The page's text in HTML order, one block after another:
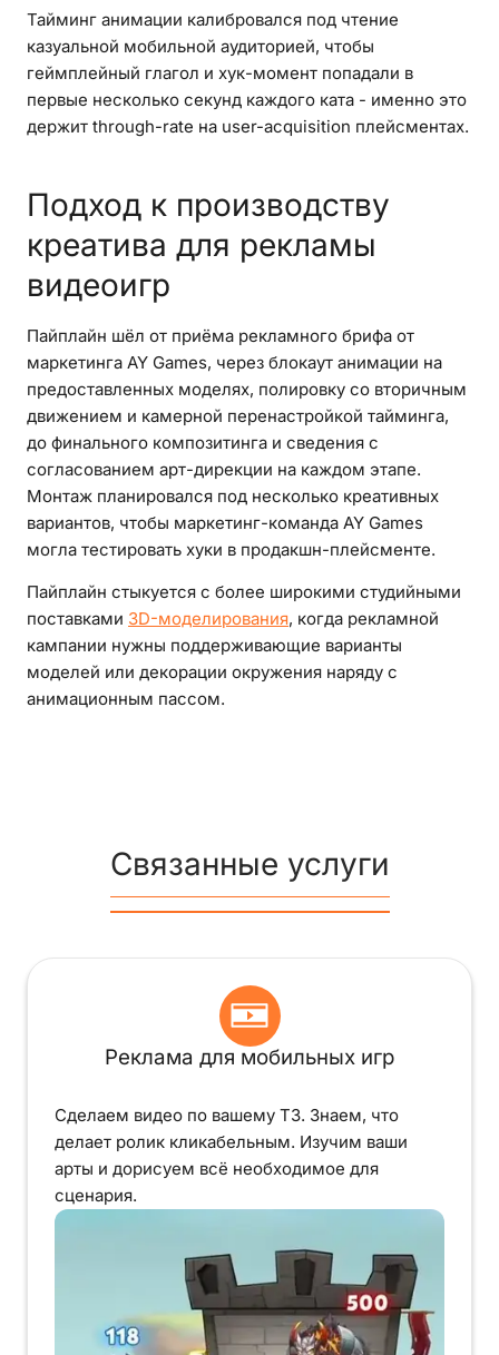
Тайминг анимации калибровался под чтение
казуальной мобильной аудиторией, чтобы
геймплейный глагол и хук-момент попадали в
первые несколько секунд каждого ката - именно это
держит through-rate на user-acquisition плейсментах.
Подход к производству
креатива для рекламы
видеоигр
Пайплайн шёл от приёма рекламного брифа от
маркетинга AY Games, через блокаут анимации на
предоставленных моделях, полировку со вторичным
движением и камерной перенастройкой тайминга,
до финального композитинга и сведения с
согласованием арт-дирекции на каждом этапе.
Монтаж планировался под несколько креативных
вариантов, чтобы маркетинг-команда AY Games
могла тестировать хуки в продакшн-плейсменте.
Пайплайн стыкуется с более широкими студийными
поставками 3D-моделирования, когда рекламной
кампании нужны поддерживающие варианты
моделей или декорации окружения наряду с
анимационным пассом.
Связанные услуги
Реклама для мобильных игр
Сделаем видео по вашему ТЗ. Знаем, что
делает ролик кликабельным. Изучим ваши
арты и дорисуем всё необходимое для
сценария.